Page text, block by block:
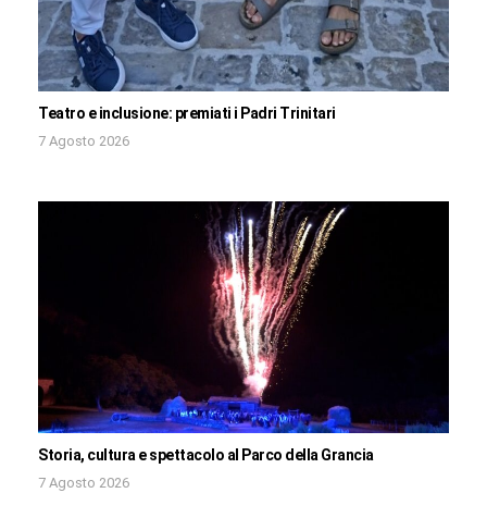
Teatro e inclusione: premiati i Padri Trinitari
7 Agosto 2026
Storia, cultura e spettacolo al Parco della Grancia
7 Agosto 2026